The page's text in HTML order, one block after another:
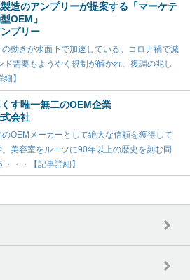
造のアンプリーが提案する「マーケテ
OEM」
プリー
動きが水面下で加速している。コロナ禍で減
需要もようやく規制が解かれ、復調の兆し
】
す唯一無二のOEM企業
会社
OEMメーカーとして絶大な信頼を獲得して
美容室をルーツに90年以上の歴史を刻む同
・・【記事詳細】